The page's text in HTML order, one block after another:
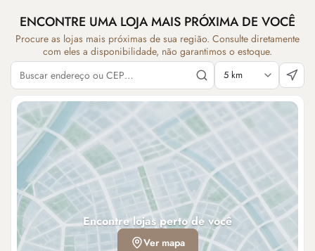
ENCONTRE UMA LOJA MAIS PRÓXIMA DE VOCÊ
Procure as lojas mais próximas de sua região. Consulte diretamente
com eles a disponibilidade, não garantimos o estoque.
Encontre lojas perto de você
Ver mapa